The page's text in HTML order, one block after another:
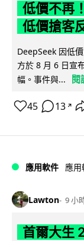
低價不再
低價搶客
DeepSeek 因低
方於 8 月 6 日宣
幅。事件與...
閱
45 13 ↗
應用軟件 應用
Lawton 9 小
首爾大生